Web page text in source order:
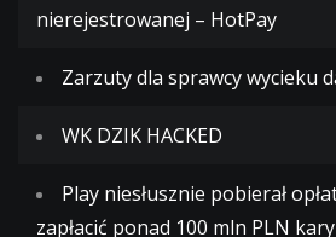
nierejestrowanej – HotPay
Zarzuty dla sprawcy wycieku
WK DZIK HACKED
Play niesłusznie pobierał
zapłacić ponad 100 mln PLN kary